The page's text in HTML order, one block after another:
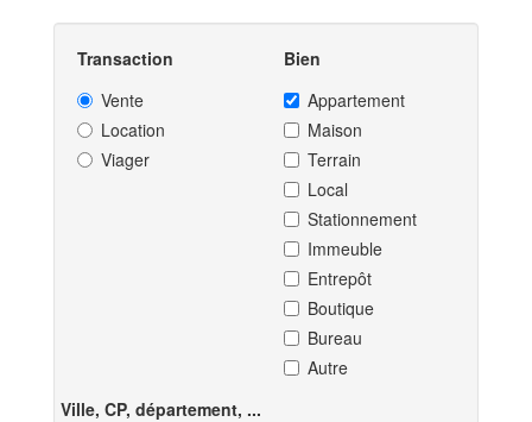
Transaction
Vente
Location
Viager
Bien
Appartement
Maison
Terrain
Local
Stationnement
Immeuble
Entrepôt
Boutique
Bureau
Autre
Ville, CP, département, ...